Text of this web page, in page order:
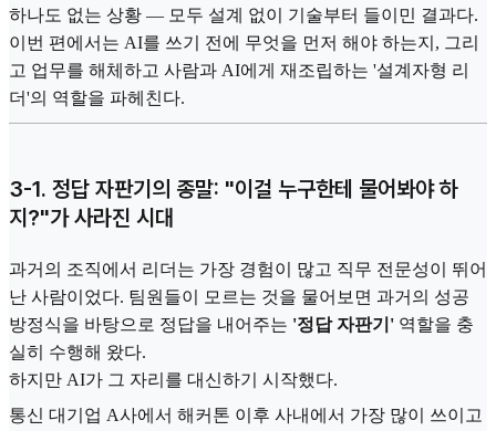
하나도 없는 상황 — 모두 설계 없이 기술부터 들이민 결과다.
이번 편에서는 AI를 쓰기 전에 무엇을 먼저 해야 하는지, 그리
고 업무를 해체하고 사람과 AI에게 재조립하는 '설계자형 리
더'의 역할을 파헤친다.
3-1. 정답 자판기의 종말: "이걸 누구한테 물어봐야 하
지?"가 사라진 시대
과거의 조직에서 리더는 가장 경험이 많고 직무 전문성이 뛰어
난 사람이었다. 팀원들이 모르는 것을 물어보면 과거의 성공
방정식을 바탕으로 정답을 내어주는 '정답 자판기' 역할을 충
실히 수행해 왔다.
하지만 AI가 그 자리를 대신하기 시작했다.
통신 대기업 A사에서 해커톤 이후 사내에서 가장 많이 쓰이고